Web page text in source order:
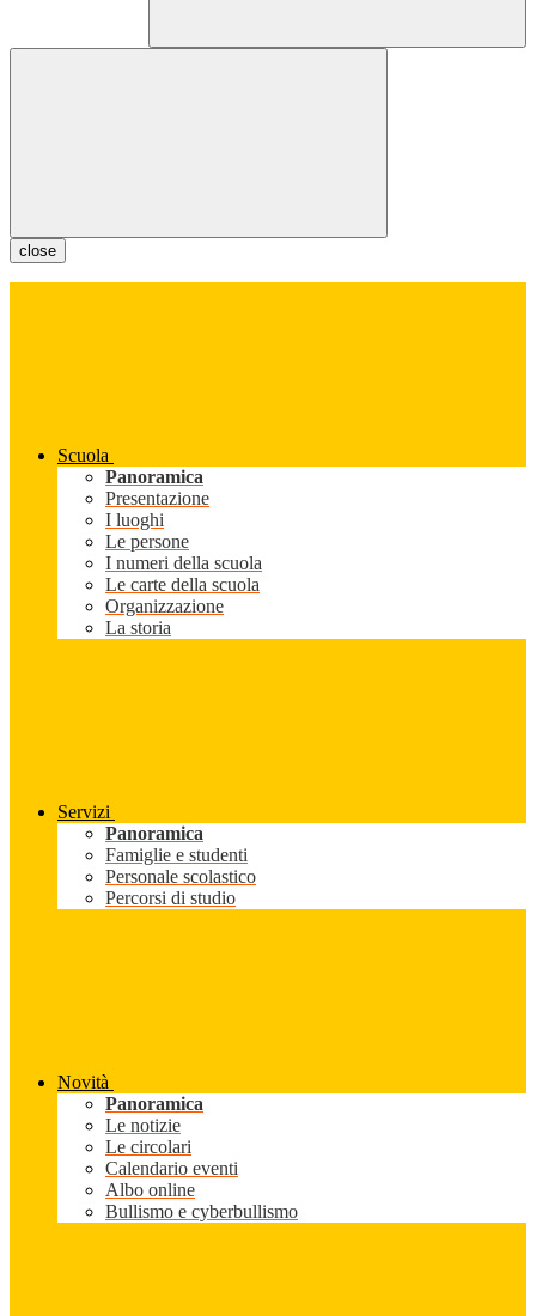
close
Scuola
Panoramica
Presentazione
I luoghi
Le persone
I numeri della scuola
Le carte della scuola
Organizzazione
La storia
Servizi
Panoramica
Famiglie e studenti
Personale scolastico
Percorsi di studio
Novità
Panoramica
Le notizie
Le circolari
Calendario eventi
Albo online
Bullismo e cyberbullismo